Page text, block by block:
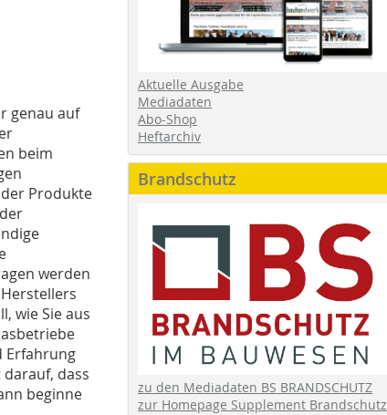
genau auf
beim
Produkte
werden
wie Sie aus
Erfahrung
dass
beginne
Aktuelle Ausgabe
Mediadaten
Abo-Shop
Heftarchiv
Brandschutz
zu den Mediadaten BS BRANDSCHUTZ
zur Homepage Supplement Brandschutz